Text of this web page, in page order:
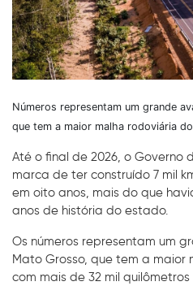
Números representam um grande
que tem a maior malha rodoviária
Até o final de 2026, o Governo
marca de ter construído 7 mil
em oito anos, mais do que
anos de história do estado.
Os números representam um
Mato Grosso, que tem a maior
com mais de 32 mil